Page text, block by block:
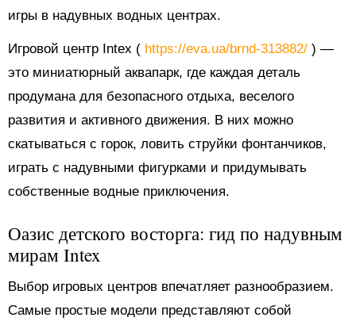
игры в надувных водных центрах.
Игровой центр Intex ( https://eva.ua/brnd-313882/ ) —
это миниатюрный аквапарк, где каждая деталь
продумана для безопасного отдыха, веселого
развития и активного движения. В них можно
скатываться с горок, ловить струйки фонтанчиков,
играть с надувными фигурками и придумывать
собственные водные приключения.
Оазис детского восторга: гид по надувным
мирам Intex
Выбор игровых центров впечатляет разнообразием.
Самые простые модели представляют собой